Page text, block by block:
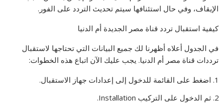
الإيقاف، وفي حال استئنافها سيتم تحديث التردد على الفور.
كيفية استقبال تردد قناة مصر الجديدة أم الدنيا
في الجدول أعلاه أظهرنا لك جميع البيانات التي تحتاجها لاستقبال
ترددات قناة مصر أم الدنيا. يجب عليك الآن اتباع هذه الخطوات:
اضغط على القائمة للدخول إلى إعدادات جهاز الاستقبال.
ثم الدخول على التركيب Installation.